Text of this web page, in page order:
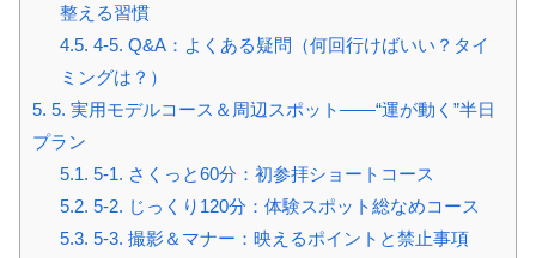
整える習慣
4.5. 4-5. Q&A：よくある疑問（何回行けばいい？タイ
ミングは？）
5. 5. 実用モデルコース＆周辺スポット――“運が動く”半日
プラン
5.1. 5-1. さくっと60分：初参拝ショートコース
5.2. 5-2. じっくり120分：体験スポット総なめコース
5.3. 5-3. 撮影＆マナー：映えるポイントと禁止事項